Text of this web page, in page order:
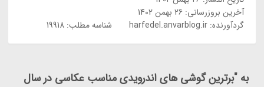
آخرین بروزرسانی: 26 بهمن 1402
گردآورنده:harfedel.anvarblog.ir شناسه مطلب: 19918
به "برترین گوشی های اندرویدی مناسب عکاسی در سال